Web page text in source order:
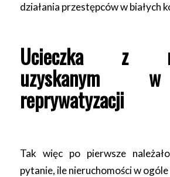
działania przestępców w białych
Ucieczka z
uzyskanym
reprywatyzacji
Tak więc po pierwsze
pytanie, ile nieruchomości w